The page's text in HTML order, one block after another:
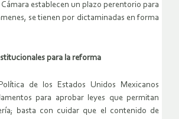
establecen un plazo perentorio para
se tienen por dictaminadas en forma
para la reforma
de los Estados Unidos Mexicanos
para aprobar leyes que permitan
basta con cuidar que el contenido de